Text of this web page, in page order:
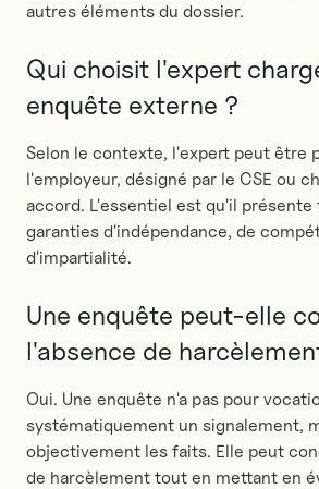
autres éléments du dossier.
Qui choisit l'expert
enquête externe ?
Selon le contexte, l'expert peut être
l'employeur, désigné par le CSE ou
accord. L'essentiel est qu'il présente
garanties d'indépendance, de
d'impartialité.
Une enquête peut-elle
l'absence de
Oui. Une enquête n'a pas pour
systématiquement un signalement,
objectivement les faits. Elle peut
de harcèlement tout en mettant en